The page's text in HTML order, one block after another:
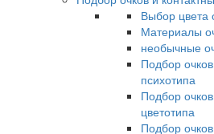
Выбор цвета
Материалы
необычные
Подбор
психотипа
Подбор
цветотипа
Подбор